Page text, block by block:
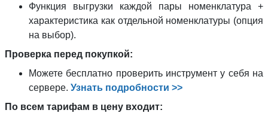
Функция выгрузки каждой пары номенклатура +
характеристика как отдельной номенклатуры (опция
на выбор).
Проверка перед покупкой:
Можете бесплатно проверить инструмент у себя на
сервере. Узнать подробности >>
По всем тарифам в цену входит: